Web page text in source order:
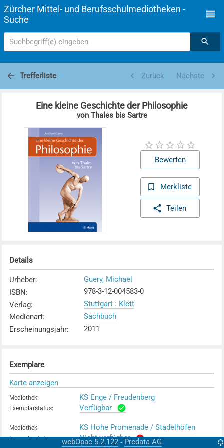
Zürcher Mittel- und Berufsschulmediotheken -
Suche
Suchbegriff(e) eingeben
Trefferliste Zurück Nächste
Eine kleine Geschichte der Philosophie
von Thales bis Sartre
Bewerten
Merkliste
Teilen
Details
Urheber:
Guery, Michael
ISBN:
978-3-12-004583-0
Verlag:
Stuttgart : Klett
Medienart:
Sachbuch
Erscheinungsjahr: 2011
Exemplare
Karte anzeigen
Mediothek: KS Enge / Freudenberg
Exemplarstatus: Verfügbar
Mediothek: KS Hohe Promenade / Stadelhofen
Exemplarstatus: Nicht verfügbar
webOpac 5.2.122 - Predata AG